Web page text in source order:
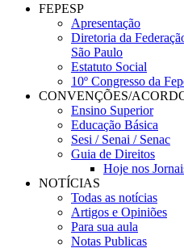
FEPESP
Apresentação
Diretoria da
São Paulo
Estatuto Social
10º Congresso da
CONVENÇÕES/
Ensino Superior
Educação Básica
Sesi / Senai / Senac
Guia de Direitos
Hoje nos
NOTÍCIAS
Todas as notícias
Artigos e Opiniões
Para sua aula
Notas Publicas